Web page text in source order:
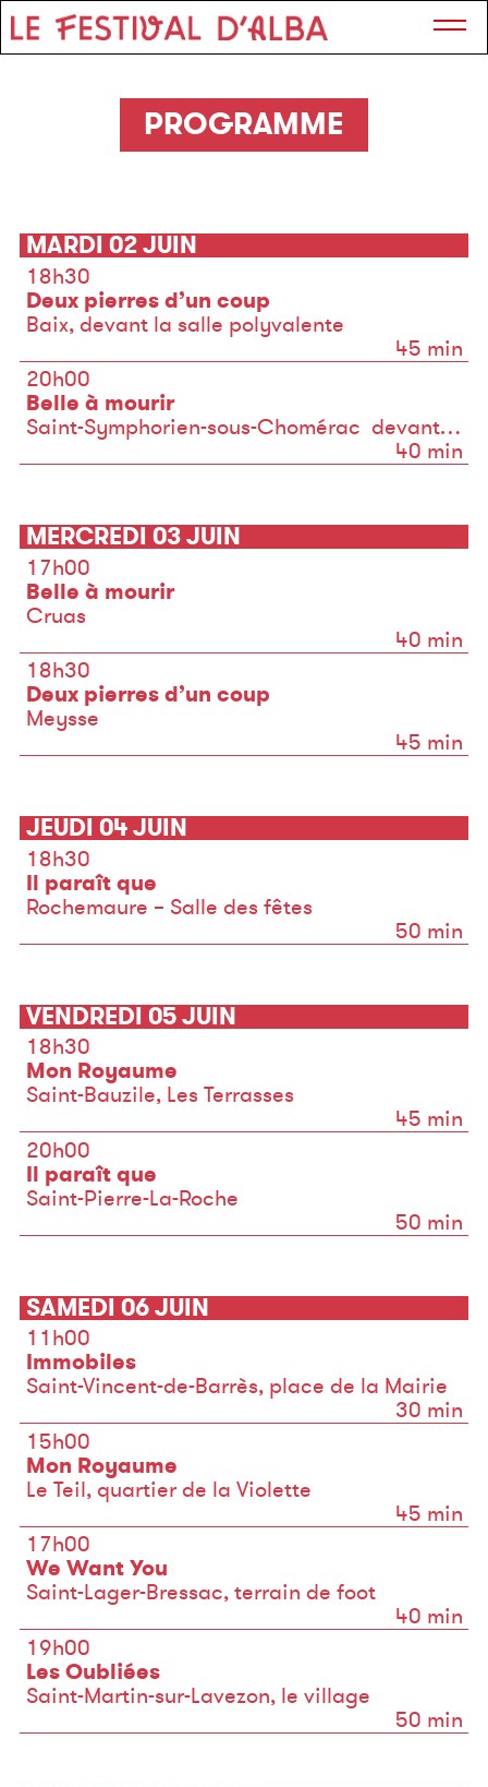
PROGRAMME
MARDI 02 JUIN
18h30
Deux pierres d’un coup
Baix, devant la salle polyvalente
45 min
20h00
Belle à mourir
Saint-Symphorien-sous-Chomérac devant la salle polyvalente
40 min
MERCREDI 03 JUIN
17h00
Belle à mourir
Cruas
40 min
18h30
Deux pierres d’un coup
Meysse
45 min
JEUDI 04 JUIN
18h30
Il paraît que
Rochemaure – Salle des fêtes
50 min
VENDREDI 05 JUIN
18h30
Mon Royaume
Saint-Bauzile, Les Terrasses
45 min
20h00
Il paraît que
Saint-Pierre-La-Roche
50 min
SAMEDI 06 JUIN
11h00
Immobiles
Saint-Vincent-de-Barrès, place de la Mairie
30 min
15h00
Mon Royaume
Le Teil, quartier de la Violette
45 min
17h00
We Want You
Saint-Lager-Bressac, terrain de foot
40 min
19h00
Les Oubliées
Saint-Martin-sur-Lavezon, le village
50 min